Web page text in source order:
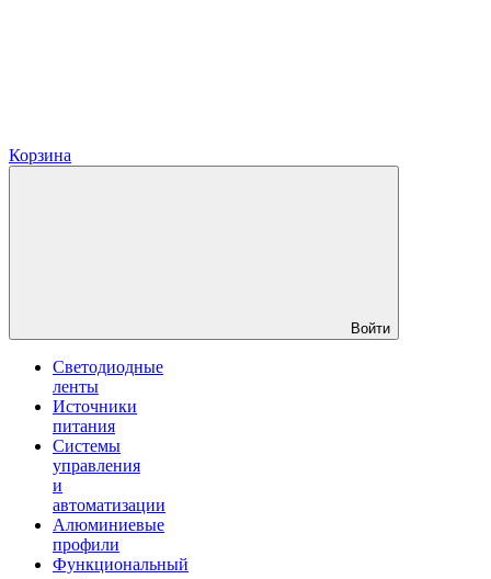
Корзина
Войти
Светодиодные
ленты
Источники
питания
Системы
управления
и
автоматизации
Алюминиевые
профили
Функциональный